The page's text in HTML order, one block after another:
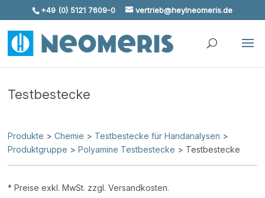
Skip To Content
+49 (0) 5121 7609-0 vertrieb@heylneomeris.de
Testbestecke
Produkte >Chemie > Testbestecke für Handanalysen >
Produktgruppe >Polyamine Testbestecke > Testbestecke
* Preise exkl. MwSt. zzgl. Versandkosten.